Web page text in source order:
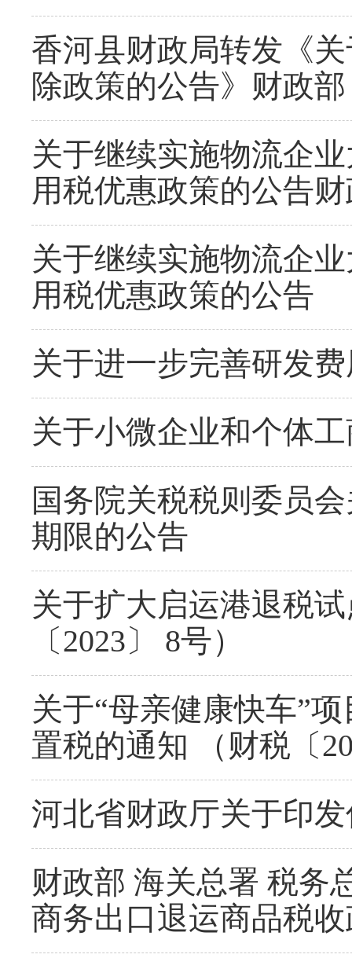
香河县财政局转发《
除政策的公告》财政
关于继续实施物流企
用税优惠政策的公告
关于继续实施物流企
用税优惠政策的公告
关于进一步完善研发
关于小微企业和个体
国务院关税税则委员
期限的公告
关于扩大启运港退税
〔2023〕 8号）
关于“母亲健康快车”
置税的通知 （财税〔
河北省财政厅关于印
财政部 海关总署 税务
商务出口退运商品税